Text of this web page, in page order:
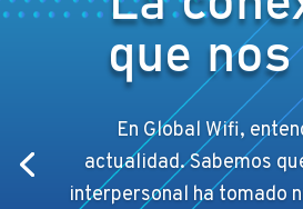
que nos
En Global Wifi,
actualidad. Sabemos
interpersonal ha tomado